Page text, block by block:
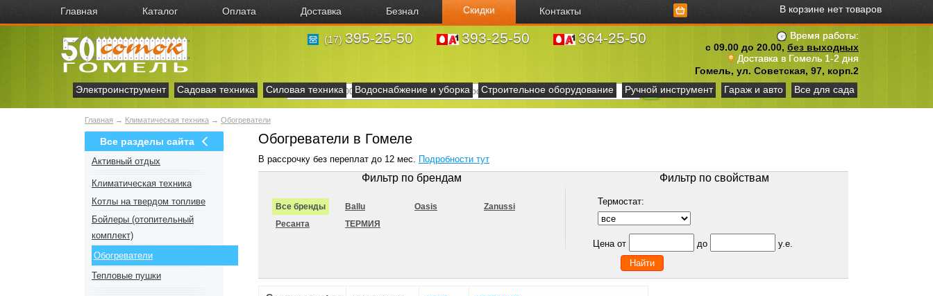
Главная Каталог Оплата Доставка Безнал Скидки Контакты В корзине нет товаров
Время работы:
с 09.00 до 20.00, без выходных
Доставка в Гомель 1-2 дня
Гомель, ул. Советская, 97, корп.2
(17) 395-25-50 393-25-50 364-25-50
Электроинструмент Садовая техника Силовая техника Водоснабжение и уборка Строительное оборудование Ручной инструмент Гараж и авто Все для сада
Главная → Климатическая техника → Обогреватели
Все разделы сайта
Активный отдых
Климатическая техника
Котлы на твердом топливе
Бойлеры (отопительный
комплект)
Обогреватели
Тепловые пушки
Обогреватели в Гомеле
В рассрочку без переплат до 12 мес. Подробности тут
Фильтр по брендам
Все бренды Ballu Oasis
Zanussi
Ресанта
ТЕРМИЯ
Фильтр по свойствам
Термостат:
Цена от до у.е.